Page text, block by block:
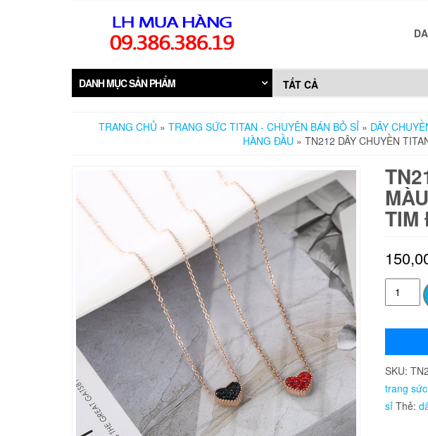
DANH MỤC SẢN PHẨM
TRANG CHỦ » TRANG SỨC TITAN - CHUYÊN BÁN BỎ SỈ » DÂY
HÀNG ĐẦU » TN212 DÂY CHUYỀN
TIM
TN212
Dây
màu
hồng
mặt
hình
SKU:
trang
sỉ Thẻ: